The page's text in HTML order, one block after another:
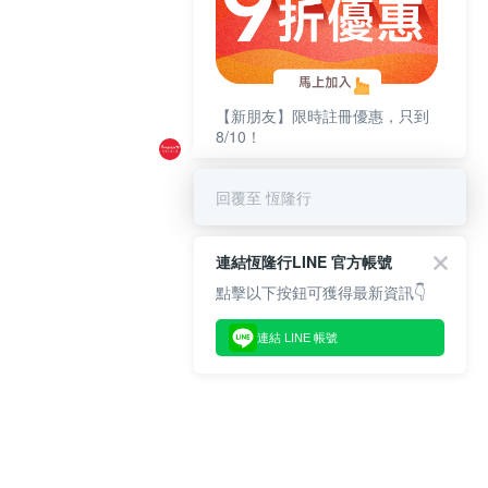
【新朋友】限時註冊優惠，只到
8/10！
回覆至 恆隆行
連結恆隆行LINE 官方帳號
點擊以下按鈕可獲得最新資訊👇
連結 LINE 帳號